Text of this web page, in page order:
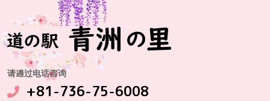
请通过电话咨询
+81-736-75-6008